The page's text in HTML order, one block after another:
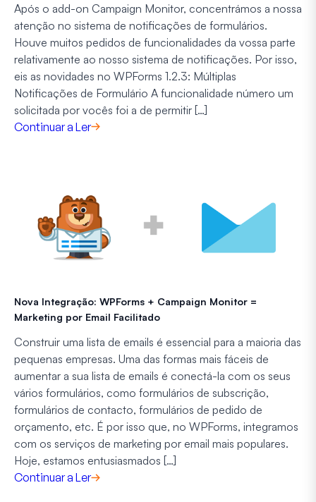
Após o add-on Campaign Monitor, concentrámos a nossa
atenção no sistema de notificações de formulários.
Houve muitos pedidos de funcionalidades da vossa parte
relativamente ao nosso sistema de notificações. Por isso,
eis as novidades no WPForms 1.2.3: Múltiplas
Notificações de Formulário A funcionalidade número um
solicitada por vocês foi a de permitir […]
Continuar a Ler
Nova Integração: WPForms + Campaign Monitor =
Marketing por Email Facilitado
Construir uma lista de emails é essencial para a maioria das
pequenas empresas. Uma das formas mais fáceis de
aumentar a sua lista de emails é conectá-la com os seus
vários formulários, como formulários de subscrição,
formulários de contacto, formulários de pedido de
orçamento, etc. É por isso que, no WPForms, integramos
com os serviços de marketing por email mais populares.
Hoje, estamos entusiasmados […]
Continuar a Ler